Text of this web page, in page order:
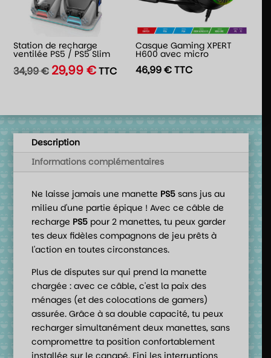
Station de recharge
ventilée PS5 / PS5 Slim
34,99€ Le
était :
34,99 €.
29,99€Le
est :
29,99 €.
TTC
Casque Gaming XPERT
H600 avec micro
46,99€TTC
Description
Informations complémentaires
Ne laisse jamais une manette PS5sans jus au
milieu d'une partie épique ! Avec ce câble de
recharge PS5pour 2 manettes, tu peux garder
tes deux fidèles compagnons de jeu prêts à
l'action en toutes circonstances.
Plus de disputes sur qui prend la manette
chargée : avec ce câble, c'est la paix des
ménages (et des colocations de gamers)
assurée. Grâce à sa double capacité, tu peux
recharger simultanément deux manettes, sans
compromettre ta position confortablement
installée sur le canapé. Fini les interruptions